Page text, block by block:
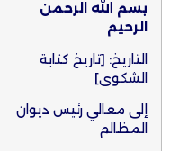
بسم الله الرحمن
الرحيم
التاريخ: [تاريخ كتابة
الشكوى]
إلى معالي رئيس ديوان
المظالم